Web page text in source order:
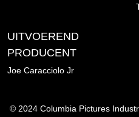
UITVOEREND
PRODUCENT
Joe Caracciolo Jr
© 2024 Columbia Pictures